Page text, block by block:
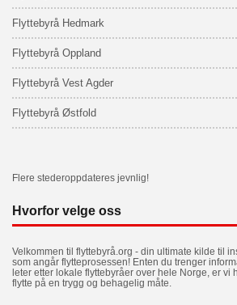
Flyttebyrå Hedmark
Flyttebyrå Oppland
Flyttebyrå Vest Agder
Flyttebyrå Østfold
Flere stederoppdateres jevnlig!
Hvorfor velge oss
Velkommen til flyttebyrå.org - din ultimate kilde til
som angår flytteprosessen! Enten du trenger
leter etter lokale flyttebyråer over hele Norge, er vi
flytte på en trygg og behagelig måte.